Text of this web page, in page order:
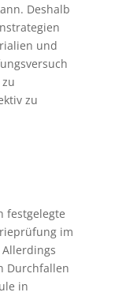
Deshalb
und
zu
festgelegte
im
Durchfallen
in